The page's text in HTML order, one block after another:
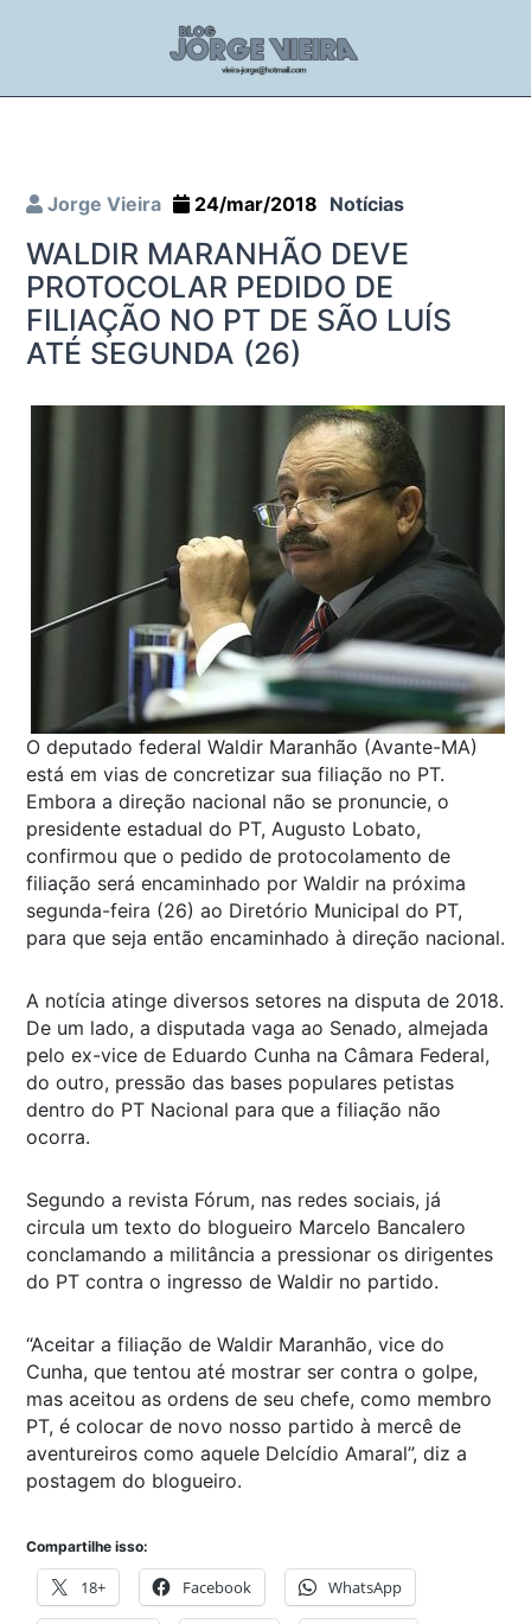
Jorge Vieira 24/mar/2018 Notícias
WALDIR MARANHÃO DEVE
PROTOCOLAR PEDIDO DE
FILIAÇÃO NO PT DE SÃO LUÍS
ATÉ SEGUNDA (26)
O deputado federal Waldir Maranhão (Avante-MA)
está em vias de concretizar sua filiação no PT.
Embora a direção nacional não se pronuncie, o
presidente estadual do PT, Augusto Lobato,
confirmou que o pedido de protocolamento de
filiação será encaminhado por Waldir na próxima
segunda-feira (26) ao Diretório Municipal do PT,
para que seja então encaminhado à direção nacional.
A notícia atinge diversos setores na disputa de 2018.
De um lado, a disputada vaga ao Senado, almejada
pelo ex-vice de Eduardo Cunha na Câmara Federal,
do outro, pressão das bases populares petistas
dentro do PT Nacional para que a filiação não
ocorra.
Segundo a revista Fórum, nas redes sociais, já
circula um texto do blogueiro Marcelo Bancalero
conclamando a militância a pressionar os dirigentes
do PT contra o ingresso de Waldir no partido.
“Aceitar a filiação de Waldir Maranhão, vice do
Cunha, que tentou até mostrar ser contra o golpe,
mas aceitou as ordens de seu chefe, como membro
PT, é colocar de novo nosso partido à mercê de
aventureiros como aquele Delcídio Amaral”, diz a
postagem do blogueiro.
Compartilhe isso:
18+ Facebook WhatsApp